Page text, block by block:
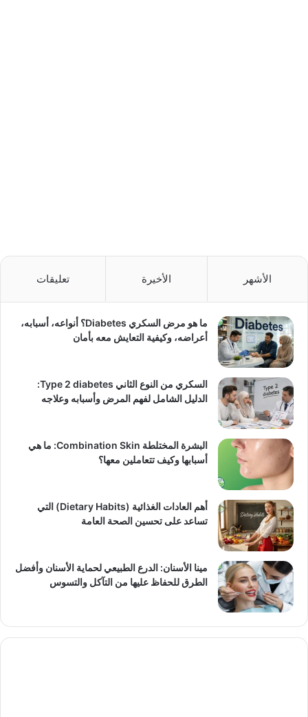
الأشهر الأخيرة تعليقات
ما هو مرض السكري Diabetes؟ أنواعه، أسبابه،
أعراضه، وكيفية التعايش معه بأمان
السكري من النوع الثاني Type 2 diabetes:
الدليل الشامل لفهم المرض وأسبابه وعلاجه
البشرة المختلطة Combination Skin: ما هي
أسبابها وكيف تتعاملين معها؟
أهم العادات الغذائية (Dietary Habits) التي
تساعد على تحسين الصحة العامة
مينا الأسنان: الدرع الطبيعي لحماية الأسنان وأفضل
الطرق للحفاظ عليها من التآكل والتسوس